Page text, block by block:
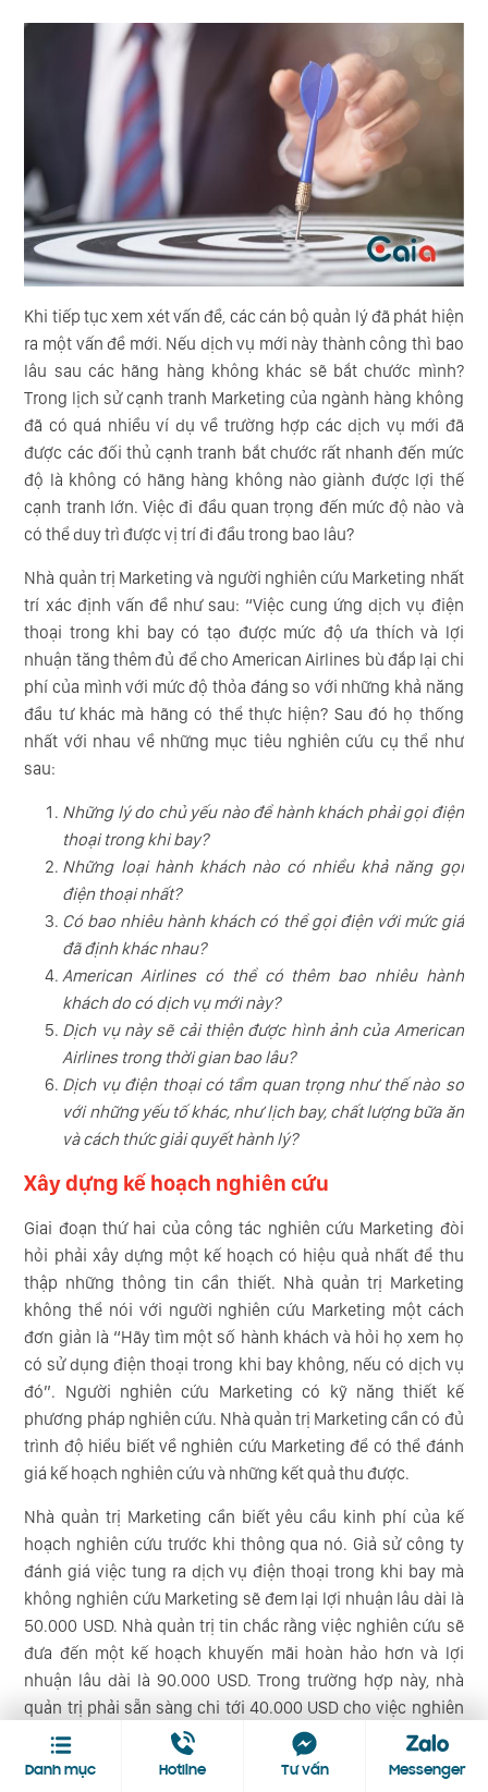
Khi tiếp tục xem xét vấn đề, các cán bộ quản lý đã phát hiện
ra một vấn đề mới. Nếu dịch vụ mới này thành công thì bao
lâu sau các hãng hàng không khác sẽ bắt chước mình?
Trong lịch sử cạnh tranh Marketing của ngành hàng không
đã có quá nhiều ví dụ về trường hợp các dịch vụ mới đã
được các đối thủ cạnh tranh bắt chước rất nhanh đến mức
độ là không có hãng hàng không nào giành được lợi thế
cạnh tranh lớn. Việc đi đầu quan trọng đến mức độ nào và
có thể duy trì được vị trí đi đầu trong bao lâu?
Nhà quản trị Marketing và người nghiên cứu Marketing nhất
trí xác định vấn đề như sau: “Việc cung ứng dịch vụ điện
thoại trong khi bay có tạo được mức độ ưa thích và lợi
nhuận tăng thêm đủ để cho American Airlines bù đắp lại chi
phí của mình với mức độ thỏa đáng so với những khả năng
đầu tư khác mà hãng có thể thực hiện? Sau đó họ thống
nhất với nhau về những mục tiêu nghiên cứu cụ thể như
sau:
Những lý do chủ yếu nào để hành khách phải gọi điện
thoại trong khi bay?
Những loại hành khách nào có nhiều khả năng gọi
điện thoại nhất?
Có bao nhiêu hành khách có thể gọi điện với mức giá
đã định khác nhau?
American Airlines có thể có thêm bao nhiêu hành
khách do có dịch vụ mới này?
Dịch vụ này sẽ cải thiện được hình ảnh của American
Airlines trong thời gian bao lâu?
Dịch vụ điện thoại có tầm quan trọng như thế nào so
với những yếu tố khác, như lịch bay, chất lượng bữa ăn
và cách thức giải quyết hành lý?
Xây dựng kế hoạch nghiên cứu
Giai đoạn thứ hai của công tác nghiên cứu Marketing đòi
hỏi phải xây dựng một kế hoạch có hiệu quả nhất để thu
thập những thông tin cần thiết. Nhà quản trị Marketing
không thể nói với người nghiên cứu Marketing một cách
đơn giản là “Hãy tìm một số hành khách và hỏi họ xem họ
có sử dụng điện thoại trong khi bay không, nếu có dịch vụ
đó”. Người nghiên cứu Marketing có kỹ năng thiết kế
phương pháp nghiên cứu. Nhà quản trị Marketing cần có đủ
trình độ hiểu biết về nghiên cứu Marketing để có thể đánh
giá kế hoạch nghiên cứu và những kết quả thu được.
Nhà quản trị Marketing cần biết yêu cầu kinh phí của kế
hoạch nghiên cứu trước khi thông qua nó. Giả sử công ty
đánh giá việc tung ra dịch vụ điện thoại trong khi bay mà
không nghiên cứu Marketing sẽ đem lại lợi nhuận lâu dài là
50.000 USD. Nhà quản trị tin chắc rằng việc nghiên cứu sẽ
đưa đến một kế hoạch khuyến mãi hoàn hảo hơn và lợi
nhuận lâu dài là 90.000 USD. Trong trường hợp này, nhà
quản trị phải sẵn sàng chi tới 40.000 USD cho việc nghiên
cứu đó. Nếu việc nghiên cứu tốn hơn 40.000 USD thì không
đáng để tiến hành.
Danh mục Hotline Tư vấn Messenger